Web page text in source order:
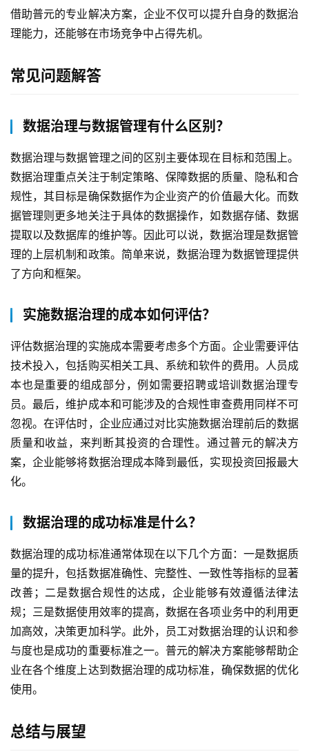
借助普元的专业解决方案，企业不仅可以提升自身的数据治
理能力，还能够在市场竞争中占得先机。
常见问题解答
数据治理与数据管理有什么区别？
数据治理与数据管理之间的区别主要体现在目标和范围上。
数据治理重点关注于制定策略、保障数据的质量、隐私和合
规性，其目标是确保数据作为企业资产的价值最大化。而数
据管理则更多地关注于具体的数据操作，如数据存储、数据
提取以及数据库的维护等。因此可以说，数据治理是数据管
理的上层机制和政策。简单来说，数据治理为数据管理提供
了方向和框架。
实施数据治理的成本如何评估？
评估数据治理的实施成本需要考虑多个方面。企业需要评估
技术投入，包括购买相关工具、系统和软件的费用。人员成
本也是重要的组成部分，例如需要招聘或培训数据治理专
员。最后，维护成本和可能涉及的合规性审查费用同样不可
忽视。在评估时，企业应通过对比实施数据治理前后的数据
质量和收益，来判断其投资的合理性。通过普元的解决方
案，企业能够将数据治理成本降到最低，实现投资回报最大
化。
数据治理的成功标准是什么？
数据治理的成功标准通常体现在以下几个方面：一是数据质
量的提升，包括数据准确性、完整性、一致性等指标的显著
改善；二是数据合规性的达成，企业能够有效遵循法律法
规；三是数据使用效率的提高，数据在各项业务中的利用更
加高效，决策更加科学。此外，员工对数据治理的认识和参
与度也是成功的重要标准之一。普元的解决方案能够帮助企
业在各个维度上达到数据治理的成功标准，确保数据的优化
使用。
总结与展望